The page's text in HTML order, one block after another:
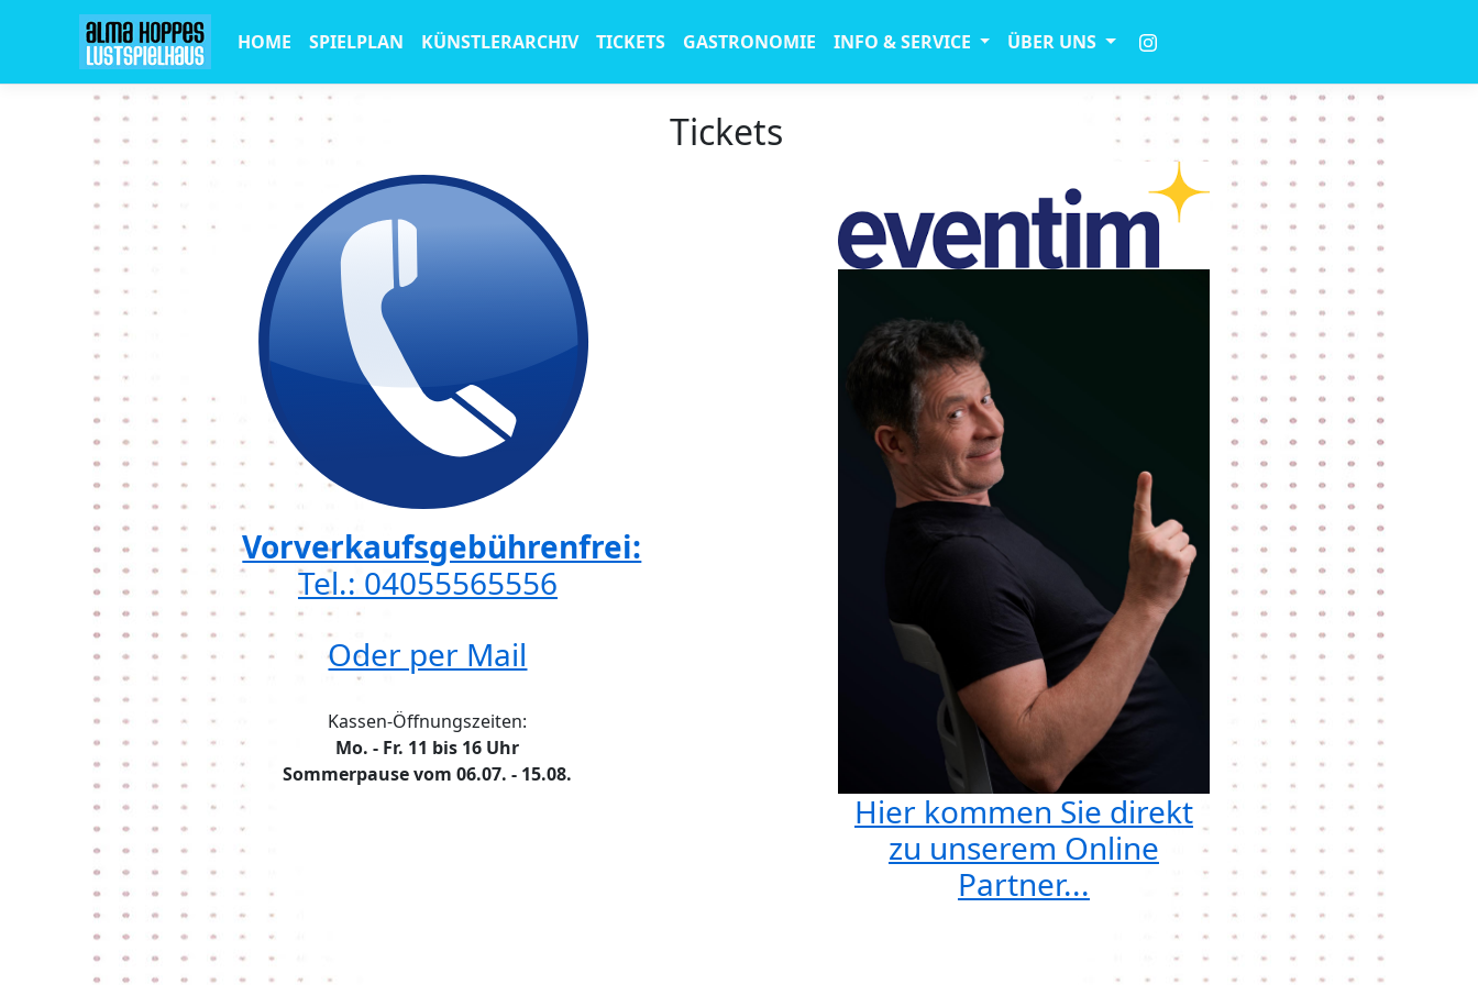
HOME SPIELPLAN KÜNSTLERARCHIV TICKETS GASTRONOMIE INFO & SERVICE ÜBER UNS
Tickets
Vorverkaufsgebührenfrei:
Tel.: 04055565556
Oder per Mail
Kassen-Öffnungszeiten:
Mo. - Fr. 11 bis 16 Uhr
Sommerpause vom 06.07. - 15.08.
Hier kommen Sie direkt
zu unserem Online
Partner...